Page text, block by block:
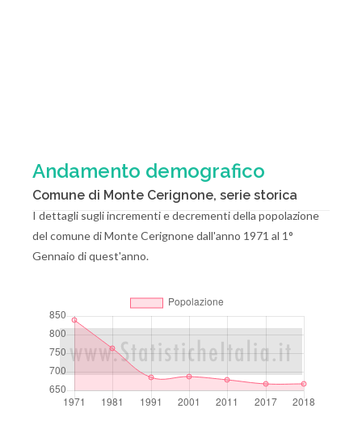
Andamento demografico
Comune di Monte Cerignone, serie storica
I dettagli sugli incrementi e decrementi della popolazione
del comune di Monte Cerignone dall'anno 1971 al 1°
Gennaio di quest'anno.